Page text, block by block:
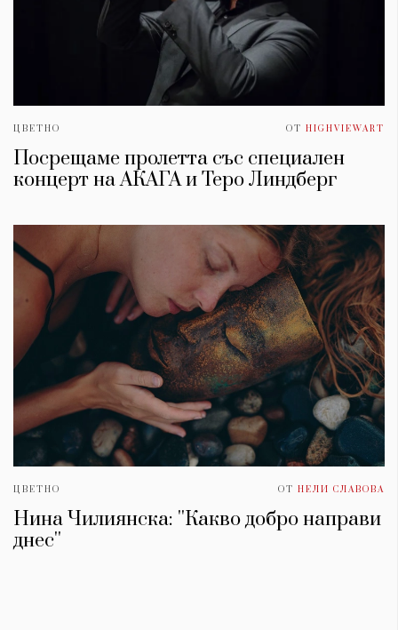
ЦВЕТНО ОТ HIGHVIEWART
Посрещаме пролетта със специален
концерт на АКАГА и Теро Линдберг
ЦВЕТНО ОТ НЕЛИ СЛАВОВА
Нина Чилиянска: ''Какво добро направи
днес''